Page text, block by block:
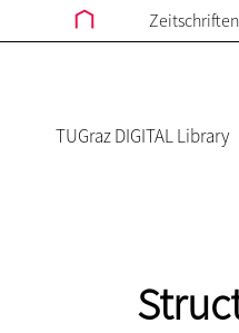
Zeitschriften
TUGraz DIGITAL Library